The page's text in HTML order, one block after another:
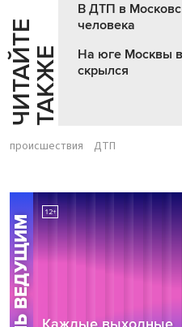
Ч
И
Т
АЙ
Т
Е
Т
А
К
ЖЕ
В ДТП в
человека
На юге Москвы
скрылся
происшествия ДТП